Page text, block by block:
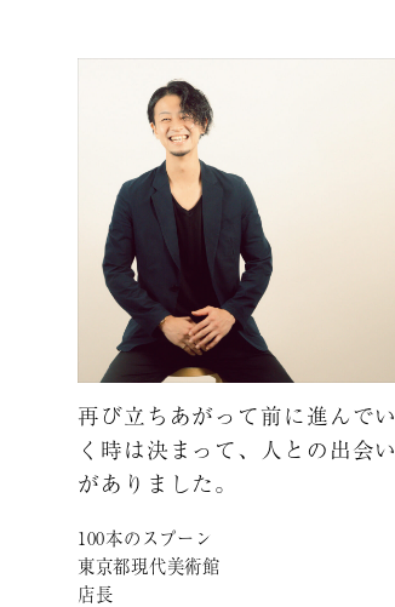
再び立ちあがって前に進んでい
く時は決まって、人との出会い
がありました。
100本のスプーン
東京都現代美術館
店長